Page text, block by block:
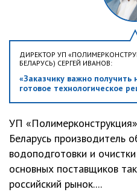
ДИРЕКТОР УП
БЕЛАРУСЬ) СЕРГЕЙ ИВАНОВ:
«Заказчику важно получить
готовое технологическое
УП
Беларусь производитель
водоподготовки и
основных поставщиков
российский рынок....